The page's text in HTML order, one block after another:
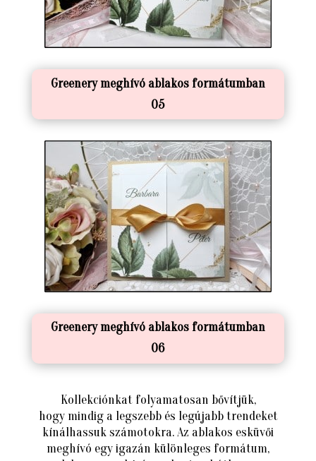
Greenery meghívó ablakos formátumban
05
Greenery meghívó ablakos formátumban
06
Kollekciónkat folyamatosan bővítjük,
hogy mindig a legszebb és legújabb trendeket
kínálhassuk számotokra. Az ablakos esküvői
meghívó egy igazán különleges formátum,